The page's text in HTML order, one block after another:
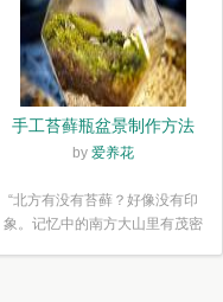
手工苔藓瓶盆景制作方法
by 爱养花
“北方有没有苔藓？好像没有印
象。记忆中的南方大山里有茂密